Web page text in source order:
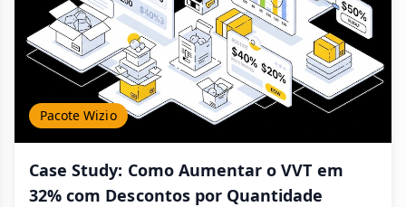
Pacote Wizio
Case Study: Como Aumentar o VVT em
32% com Descontos por Quantidade